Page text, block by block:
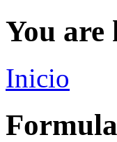
You are
Inicio